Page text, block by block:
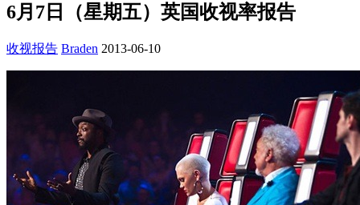
6月7日（星期五）英国收视率报告
收视报告 Braden 2013-06-10